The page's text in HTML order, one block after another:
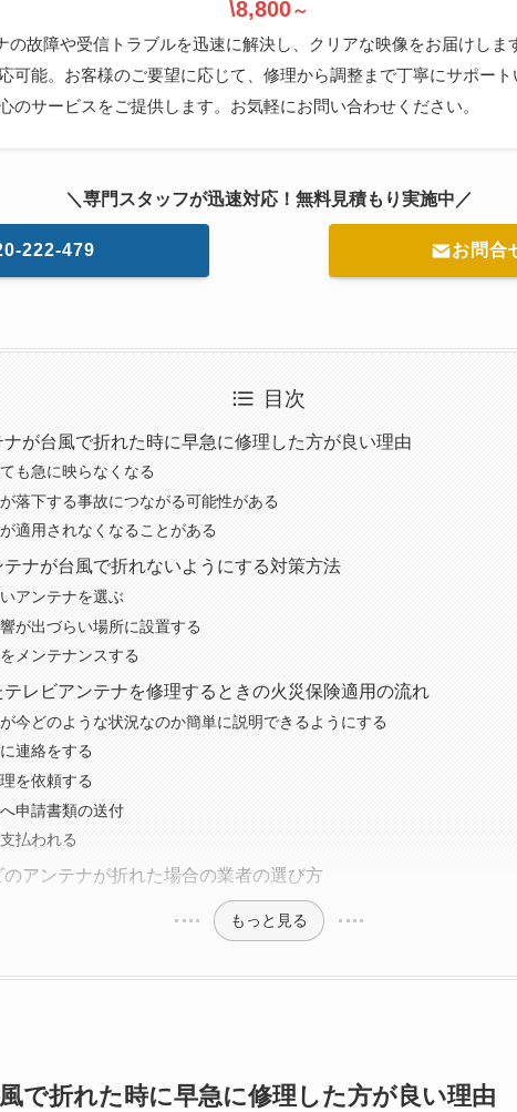
\8,800～
の故障や受信トラブルを迅速に解決し、クリアな映像をお届けしま
可能。お客様のご要望に応じて、修理から調整まで丁寧にサポー
のサービスをご提供します。お気軽にお問い合わせください。
＼専門スタッフが迅速対応！無料見積もり実施中／
222-479 お問合
目次
が台風で折れた時に早急に修理した方が良い理由
も急に映らなくなる
落下する事故につながる可能性がある
適用されなくなることがある
ナが台風で折れないようにする対策方法
アンテナを選ぶ
が出づらい場所に設置する
メンテナンスする
レビアンテナを修理するときの火災保険適用の流れ
今どのような状況なのか簡単に説明できるようにする
連絡をする
を依頼する
申請書類の送付
払われる
アンテナが折れた場合の業者の選び方
もっと見る
で折れた時に早急に修理した方が良い理由